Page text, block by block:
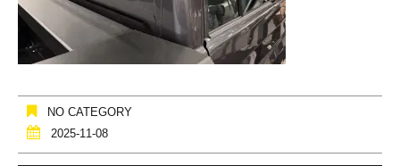
NO CATEGORY
2025-11-08